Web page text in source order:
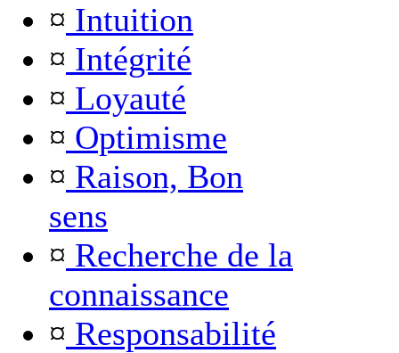
¤ Intuition
¤ Intégrité
¤ Loyauté
¤ Optimisme
¤ Raison, Bon
sens
¤ Recherche de la
connaissance
¤ Responsabilité